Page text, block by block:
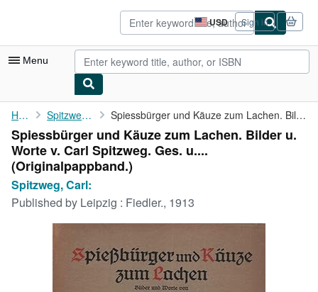
USD
Site
shopping
preferences
Sign in
Menu
My Account
My Purchases
Advanced Search
Browse Collections
Home Spitzweg, Carl: Spiessbürger und Käuze zum Lachen. Bilder u. Worte v. Carl ...
Spiessbürger und Käuze zum Lachen. Bilder u.
Worte v. Carl Spitzweg. Ges. u....
(Originalpappband.)
Spitzweg, Carl:
Published by Leipzig : Fiedler., 1913